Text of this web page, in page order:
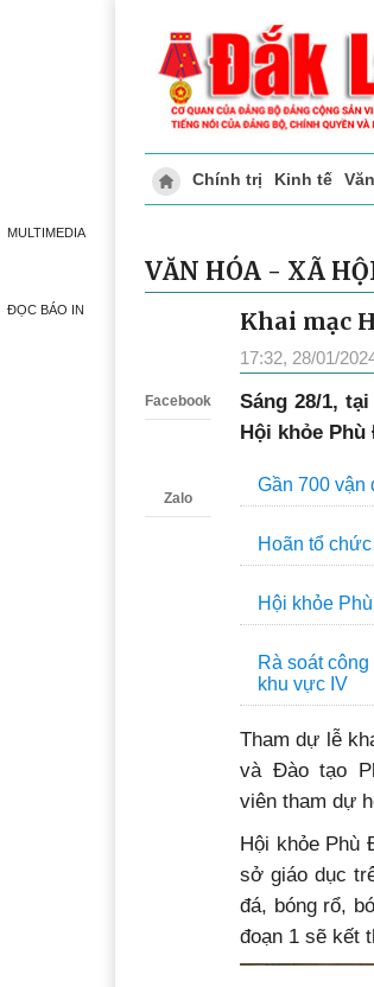
MULTIMEDIA
ĐỌC BÁO IN
Chính trị Kinh tế
VĂN HÓA - XÃ
Facebook
Zalo
Khai mạc
17:32, 28/01/
Sáng 28/1,
Hội khỏe
Gần 700 vận
Hoãn tổ
Hội khỏe
Rà soát
khu vực IV
Tham dự lễ
và Đào tạo
viên tham dự
Hội khỏe Phù
sở giáo dục
đá, bóng rổ,
đoạn 1 sẽ kết